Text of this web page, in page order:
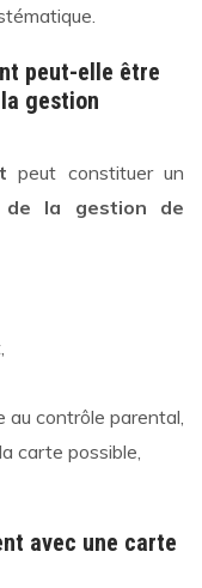
peut-elle être
gestion
peut constituer un
de la gestion de
au contrôle parental,
carte possible,
avec une carte